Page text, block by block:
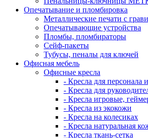
Опечатывание и пломбировка
Металлические печати с
Опечатывающие устройства
Пломбы, пломбираторы
Сейф-пакеты
Тубусы, пеналы для ключей
Офисная мебель
Офисные кресла
- Кресла для персонала
- Кресла для
- Кресла игровые,
- Кресла из экокожи
- Кресла на колесиках
- Кресла натуральная
- Кресла ткань-сетка